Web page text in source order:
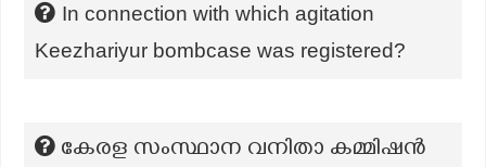
In connection with which agitation
Keezhariyur bombcase was registered?
കേരള സംസ്ഥാന വനിതാ കമ്മിഷൻ